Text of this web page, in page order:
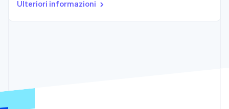
Scopri cosa ti aspetta
Radar
Ulteriori informazioni